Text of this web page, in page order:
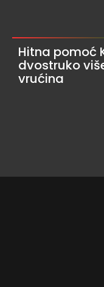
Hitna pomoć
dvostruko
vrućina